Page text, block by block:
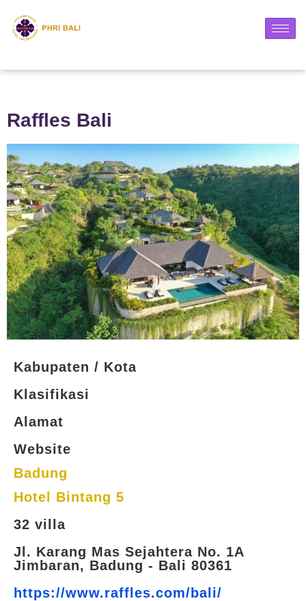
Raffles Bali
Kabupaten / Kota
Klasifikasi
Alamat
Website
Badung
Hotel Bintang 5
32 villa
Jl. Karang Mas Sejahtera No. 1A
Jimbaran, Badung - Bali 80361
https://www.raffles.com/bali/